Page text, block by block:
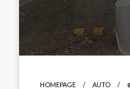
HOMEPAGE AUTO